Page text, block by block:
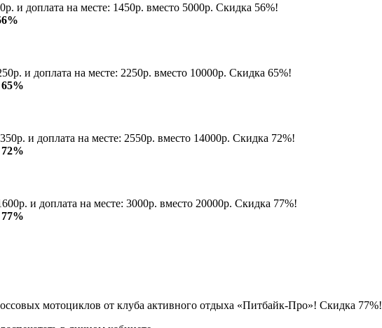
и доплата на месте: 1450р. вместо 5000р. Скидка 56%!
и доплата на месте: 2250р. вместо 10000р. Скидка 65%!
65%
и доплата на месте: 2550р. вместо 14000р. Скидка 72%!
72%
и доплата на месте: 3000р. вместо 20000р. Скидка 77%!
77%
мотоциклов от клуба активного отдыха «Питбайк-Про»! Скидка 77%!